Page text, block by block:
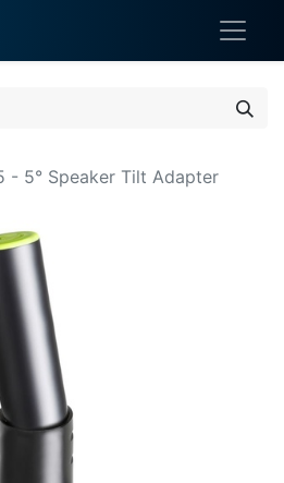
- 5° Speaker Tilt Adapter